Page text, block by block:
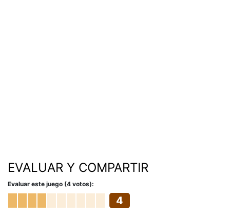
EVALUAR Y COMPARTIR
Evaluar este juego (4 votos):
4